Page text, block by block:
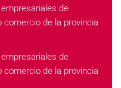
de
comercio de la provincia
de
comercio de la provincia